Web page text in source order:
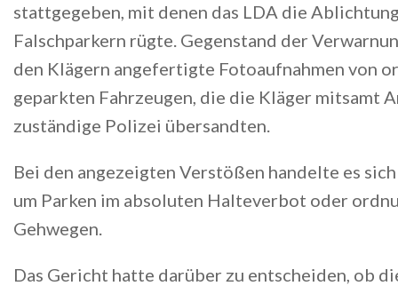
stattgegeben, mit denen das LDA die
Falschparkern rügte. Gegenstand der
den Klägern angefertigte Fotoaufnahmen von
geparkten Fahrzeugen, die die Kläger mitsamt
zuständige Polizei übersandten.
Bei den angezeigten Verstößen handelte es
um Parken im absoluten Halteverbot oder
Gehwegen.
Das Gericht hatte darüber zu entscheiden, ob